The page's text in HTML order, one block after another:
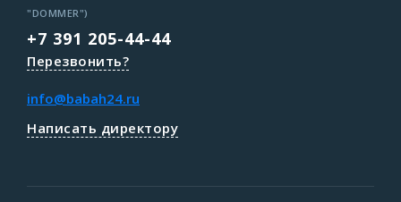
"DOMMER")
+7 391 205-44-44
Перезвонить?
info@babah24.ru
Написать директору